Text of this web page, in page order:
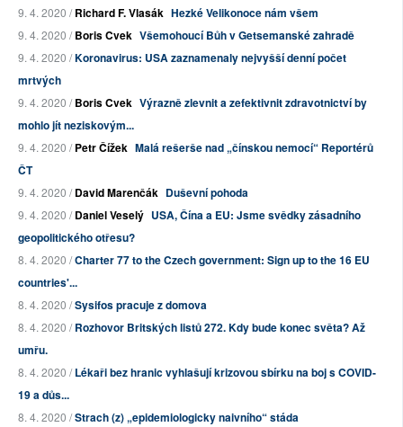
9. 4. 2020 /Richard F. Vlasák Hezké Velikonoce nám všem
9. 4. 2020 /Boris Cvek Všemohoucí Bůh v Getsemanské zahradě
9. 4. 2020 /Koronavirus: USA zaznamenaly nejvyšší denní počet
mrtvých
9. 4. 2020 /Boris Cvek Výrazně zlevnit a zefektivnit zdravotnictví by
mohlo jít neziskovým...
9. 4. 2020 /Petr Čížek Malá rešerše nad „čínskou nemocí“ Reportérů
ČT
9. 4. 2020 /David Marenčák Duševní pohoda
9. 4. 2020 /Daniel Veselý USA, Čína a EU: Jsme svědky zásadního
geopolitického otřesu?
8. 4. 2020 /Charter 77 to the Czech government: Sign up to the 16 EU
countries'...
8. 4. 2020 /Sysifos pracuje z domova
8. 4. 2020 /Rozhovor Britských listů 272. Kdy bude konec světa? Až
umřu.
8. 4. 2020 /Lékaři bez hranic vyhlašují krizovou sbírku na boj s COVID-
19 a důs...
8. 4. 2020 /Strach (z) „epidemiologicky naivního“ stáda